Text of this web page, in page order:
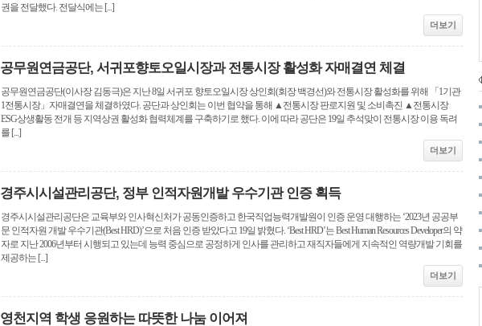
권을 전달했다. 전달식에는 [...]
더보기
공무원연금공단, 서귀포향토오일시장과 전통시장 활성화 자매결연 체결
공무원연금공단(이사장 김동극)은 지난 8일 서귀포 향토오일시장 상인회(회장 백경선)와 전통시장 활성화를 위해 「1기관
1전통시장」자매결연을 체결하였다. 공단과 상인회는 이번 협약을 통해 ▲전통시장 판로지원 및 소비촉진 ▲전통시장
ESG상생활동 전개 등 지역상권 활성화 협력체계를 구축하기로 했다. 이에 따라 공단은 19일 추석맞이 전통시장 이용 독려
를 [...]
더보기
경주시시설관리공단, 정부 인적자원개발 우수기관 인증 획득
경주시시설관리공단은 교육부와 인사혁신처가 공동인증하고 한국직업능력개발원이 인증 운영 대행하는 ‘2023년 공공부
문 인적자원 개발 우수기관(Best HRD)’으로 처음 인증 받았다고 19일 밝혔다. ‘Best HRD’는 Best Human Resources Developer의 약
자로 지난 2006년부터 시행되고 있는데 능력 중심으로 공정하게 인사를 관리하고 재직자들에게 지속적인 역량개발 기회를
제공하는 [...]
더보기
영천지역 학생 응원하는 따뜻한 나눔 이어져